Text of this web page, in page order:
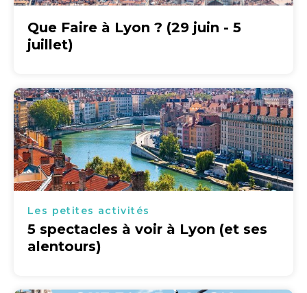
Que Faire à Lyon ? (29 juin - 5
juillet)
Les petites activités
5 spectacles à voir à Lyon (et ses
alentours)